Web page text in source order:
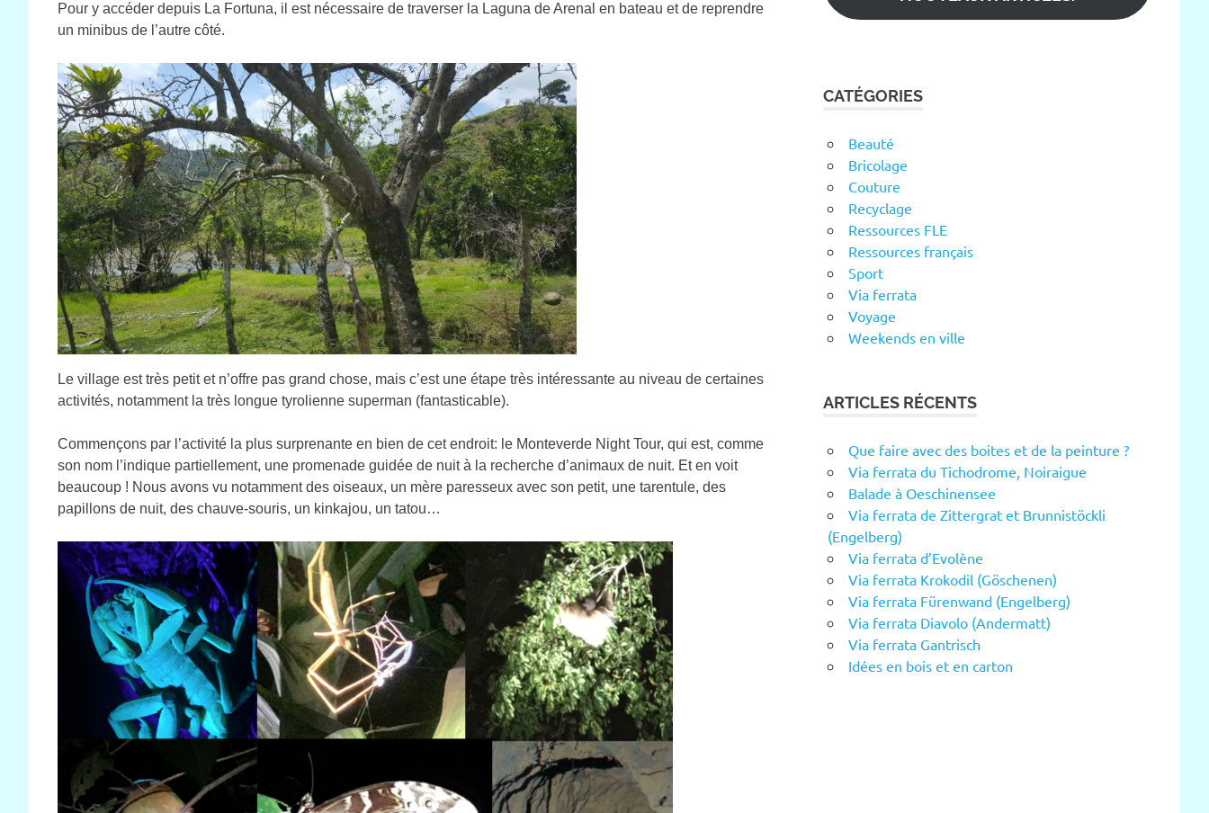
Pour y accéder depuis La Fortuna, il est nécessaire de traverser la Laguna de Arenal en bateau et de reprendre
un minibus de l’autre côté.
Le village est très petit et n’offre pas grand chose, mais c’est une étape très intéressante au niveau de certaines
activités, notamment la très longue tyrolienne superman (fantasticable).
Commençons par l’activité la plus surprenante en bien de cet endroit: le Monteverde Night Tour, qui est, comme
son nom l’indique partiellement, une promenade guidée de nuit à la recherche d’animaux de nuit. Et en voit
beaucoup ! Nous avons vu notamment des oiseaux, un mère paresseux avec son petit, une tarentule, des
papillons de nuit, des chauve-souris, un kinkajou, un tatou…
CATÉGORIES
Beauté
Bricolage
Couture
Recyclage
Ressources FLE
Ressources français
Sport
Via ferrata
Voyage
Weekends en ville
ARTICLES RÉCENTS
Que faire avec des boites et de la peinture ?
Via ferrata du Tichodrome, Noiraigue
Balade à Oeschinensee
Via ferrata de Zittergrat et Brunnistöckli
(Engelberg)
Via ferrata d’Evolène
Via ferrata Krokodil (Göschenen)
Via ferrata Fürenwand (Engelberg)
Via ferrata Diavolo (Andermatt)
Via ferrata Gantrisch
Idées en bois et en carton